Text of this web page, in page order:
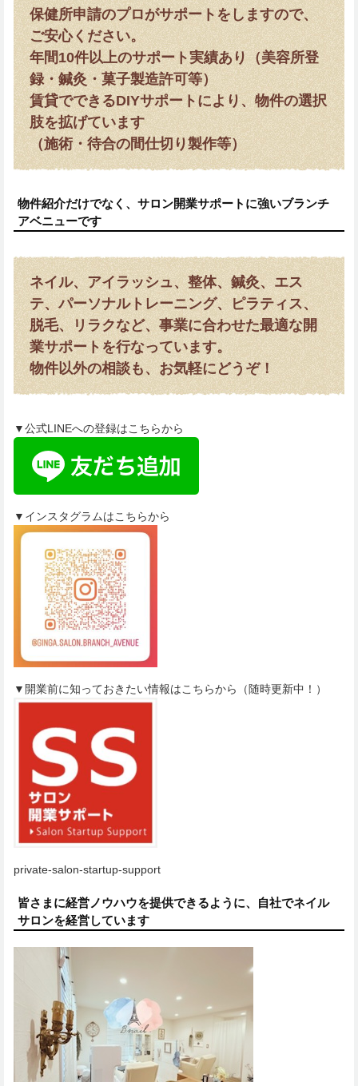
保健所申請のプロがサポートをしますので、
ご安心ください。
年間10件以上のサポート実績あり（美容所登
録・鍼灸・菓子製造許可等）
賃貸でできるDIYサポートにより、物件の選択
肢を拡げています
（施術・待合の間仕切り製作等）
物件紹介だけでなく、サロン開業サポートに強いブランチ
アベニューです
ネイル、アイラッシュ、整体、鍼灸、エス
テ、パーソナルトレーニング、ピラティス、
脱毛、リラクなど、事業に合わせた最適な開
業サポートを行なっています。
物件以外の相談も、お気軽にどうぞ！
▼公式LINEへの登録はこちらから
▼インスタグラムはこちらから
▼開業前に知っておきたい情報はこちらから（随時更新中！）
private-salon-startup-support
皆さまに経営ノウハウを提供できるように、自社でネイル
サロンを経営しています